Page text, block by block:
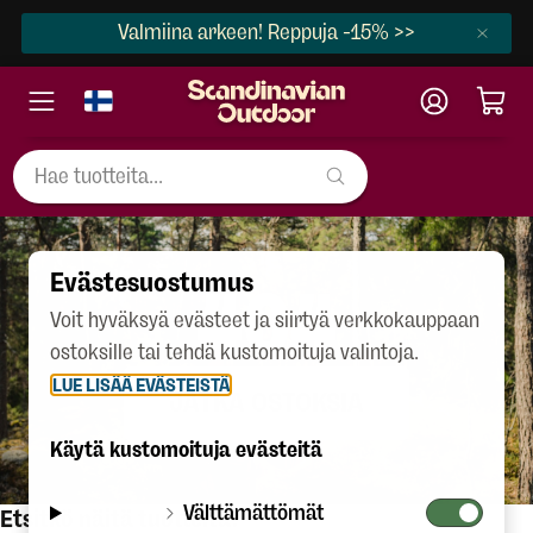
Valmiina arkeen! Reppuja -15% >>
404
JATKA OSTOKSIA
Etsitkö näitä tuotteita?
Evästesuostumus
Voit hyväksyä evästeet ja siirtyä verkkokauppaan
ostoksille tai tehdä kustomoituja valintoja.
LUE LISÄÄ EVÄSTEISTÄ
Käytä kustomoituja evästeitä
Välttämättömät